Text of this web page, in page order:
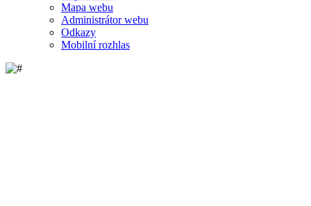
Mapa webu
Administrátor webu
Odkazy
Mobilní rozhlas